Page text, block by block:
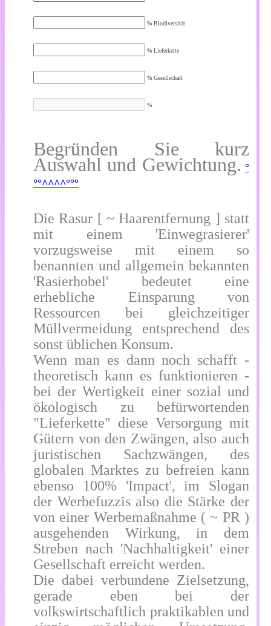
% Biodiversität
% Lieferkette
% Gesellschaft
%
Begründen Sie kurz
Auswahl und Gewichtung. °
°°^^^^°°°
Die Rasur [ ~ Haarentfernung ] statt
mit einem 'Einwegrasierer'
vorzugsweise mit einem so
benannten und allgemein bekannten
'Rasierhobel' bedeutet eine
erhebliche Einsparung von
Ressourcen bei gleichzeitiger
Müllvermeidung entsprechend des
sonst üblichen Konsum.
Wenn man es dann noch schafft -
theoretisch kann es funktionieren -
bei der Wertigkeit einer sozial und
ökologisch zu befürwortenden
"Lieferkette" diese Versorgung mit
Gütern von den Zwängen, also auch
juristischen Sachzwängen, des
globalen Marktes zu befreien kann
ebenso 100% 'Impact', im Slogan
der Werbefuzzis also die Stärke der
von einer Werbemaßnahme ( ~ PR )
ausgehenden Wirkung, in dem
Streben nach 'Nachhaltigkeit' einer
Gesellschaft erreicht werden.
Die dabei verbundene Zielsetzung,
gerade eben bei der
volkswirtschaftlich praktikablen und